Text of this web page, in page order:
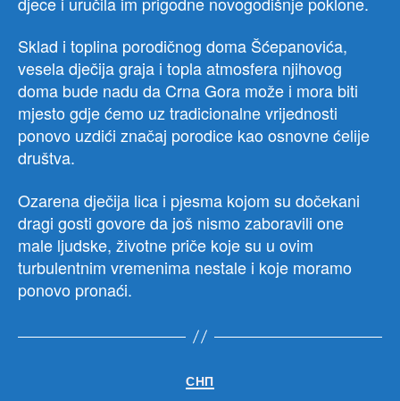
Sklad i toplina porodičnog doma Šćepanovića,
vesela dječija graja i topla atmosfera njihovog
doma bude nadu da Crna Gora može i mora biti
mjesto gdje ćemo uz tradicionalne vrijednosti
ponovo uzdići značaj porodice kao osnovne ćelije
društva.
Ozarena dječija lica i pjesma kojom su dočekani
dragi gosti govore da još nismo zaboravili one
male ljudske, životne priče koje su u ovim
turbulentnim vremenima nestale i koje moramo
ponovo pronaći.
Категорије
СНП